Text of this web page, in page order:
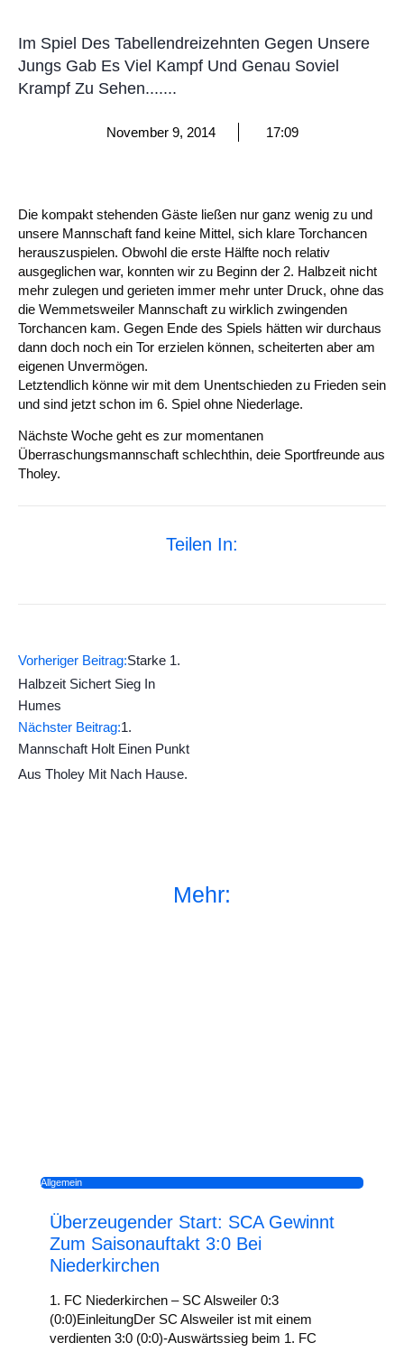
Im Spiel Des Tabellendreizehnten Gegen Unsere
Jungs Gab Es Viel Kampf Und Genau Soviel
Krampf Zu Sehen.......
November 9, 2014 17:09
Die kompakt stehenden Gäste ließen nur ganz wenig zu und
unsere Mannschaft fand keine Mittel, sich klare Torchancen
herauszuspielen. Obwohl die erste Hälfte noch relativ
ausgeglichen war, konnten wir zu Beginn der 2. Halbzeit nicht
mehr zulegen und gerieten immer mehr unter Druck, ohne das
die Wemmetsweiler Mannschaft zu wirklich zwingenden
Torchancen kam. Gegen Ende des Spiels hätten wir durchaus
dann doch noch ein Tor erzielen können, scheiterten aber am
eigenen Unvermögen.
Letztendlich könne wir mit dem Unentschieden zu Frieden sein
und sind jetzt schon im 6. Spiel ohne Niederlage.
Nächste Woche geht es zur momentanen
Überraschungsmannschaft schlechthin, deie Sportfreunde aus
Tholey.
Teilen In:
Vorheriger Beitrag:Starke 1.
Halbzeit Sichert Sieg In
Humes
Nächster Beitrag:1.
Mannschaft Holt Einen Punkt
Aus Tholey Mit Nach Hause.
Mehr:
Allgemein
Überzeugender Start: SCA Gewinnt
Zum Saisonauftakt 3:0 Bei
Niederkirchen
1. FC Niederkirchen – SC Alsweiler 0:3
(0:0)EinleitungDer SC Alsweiler ist mit einem
verdienten 3:0 (0:0)-Auswärtssieg beim 1. FC